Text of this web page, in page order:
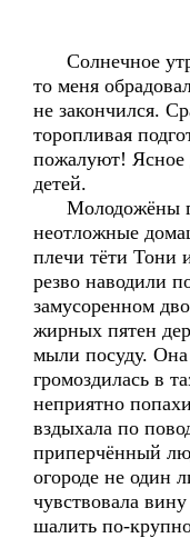
Солнечное
то меня
не закончился.
торопливая
пожалуют! Ясное
детей.
Молодожёны
неотложные
плечи тёти
резво наводили
замусоренном
жирных пятен
мыли посуду.
громоздилась в
неприятно
вздыхала по
приперчённый
огороде не один
чувствовала
шалить по-